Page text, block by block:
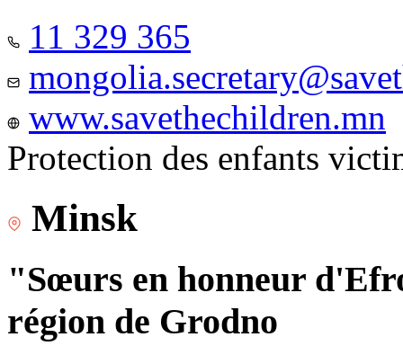
11 329 365
www.savethechildren.mn
Protection des enfants
Minsk
"Sœurs en honneur
région de Grodno